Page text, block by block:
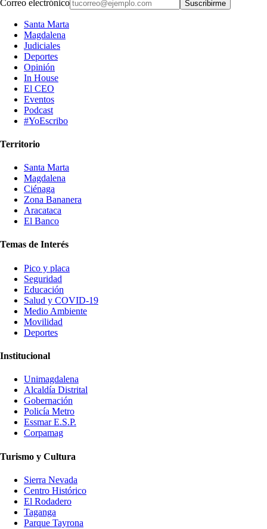
Correo electrónico Suscribirme
Santa Marta
Magdalena
Judiciales
Deportes
Opinión
In House
El CEO
Eventos
Podcast
#YoEscribo
Territorio
Santa Marta
Magdalena
Ciénaga
Zona Bananera
Aracataca
El Banco
Temas de Interés
Pico y placa
Seguridad
Educación
Salud y COVID-19
Medio Ambiente
Movilidad
Deportes
Institucional
Unimagdalena
Alcaldía Distrital
Gobernación
Policía Metro
Essmar E.S.P.
Corpamag
Turismo y Cultura
Sierra Nevada
Centro Histórico
El Rodadero
Taganga
Parque Tayrona